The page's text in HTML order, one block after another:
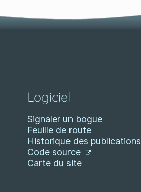
Logiciel
Signaler un bogue
Feuille de route
Historique des publications
Code source
Carte du site